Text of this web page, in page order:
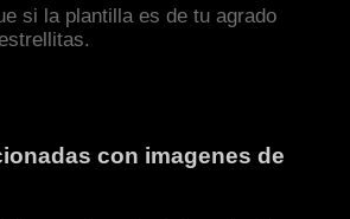
si la plantilla es de tu agrado
con imagenes de